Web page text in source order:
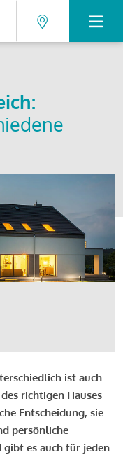
ist auch
richtigen Hauses
Entscheidung, sie
persönliche
gibt es auch für jeden